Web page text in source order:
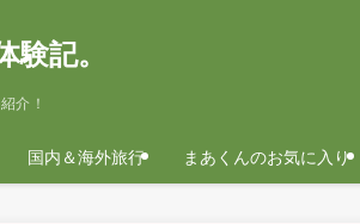
記。
介！
国内＆海外旅行 まあくんのお気に入り